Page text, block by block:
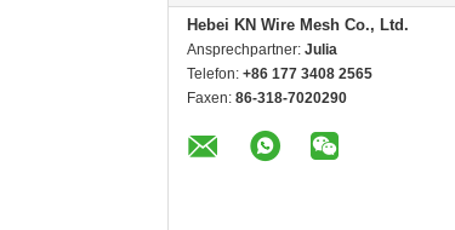
Hebei KN Wire Mesh Co., Ltd.
Ansprechpartner: Julia
Telefon: +86 177 3408 2565
Faxen: 86-318-7020290